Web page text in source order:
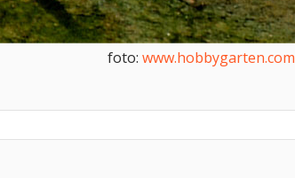
foto: www.hobbygarten.com